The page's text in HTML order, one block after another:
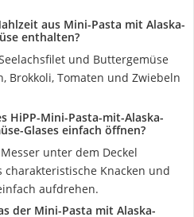
aus Mini-Pasta mit Alaska-
enthalten?
und Buttergemüse
Brokkoli, Tomaten und Zwiebeln
HiPP-Mini-Pasta-mit-Alaska-
Glases einfach öffnen?
unter dem Deckel
Knacken und
aufdrehen.
der Mini-Pasta mit Alaska-